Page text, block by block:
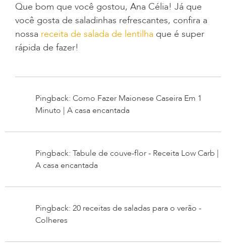
Que bom que você gostou, Ana Célia! Já que
você gosta de saladinhas refrescantes, confira a
nossa receita de salada de lentilha que é super
rápida de fazer!
Pingback: Como Fazer Maionese Caseira Em 1
Minuto | A casa encantada
Pingback: Tabule de couve-flor - Receita Low Carb |
A casa encantada
Pingback: 20 receitas de saladas para o verão -
Colheres